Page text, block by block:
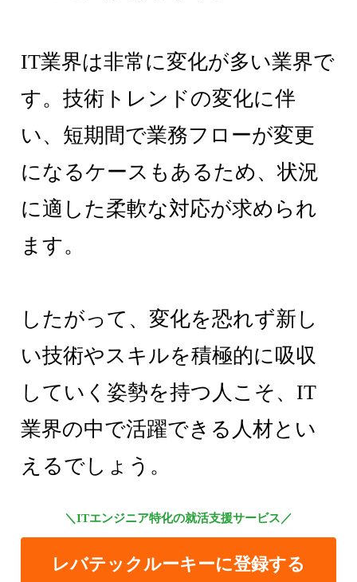
IT業界は非常に変化が多い業界で
す。技術トレンドの変化に伴
い、短期間で業務フローが変更
になるケースもあるため、状況
に適した柔軟な対応が求められ
ます。
したがって、変化を恐れず新し
い技術やスキルを積極的に吸収
していく姿勢を持つ人こそ、IT
業界の中で活躍できる人材とい
えるでしょう。
＼ITエンジニア特化の就活支援サービス／
レバテックルーキーに登録する